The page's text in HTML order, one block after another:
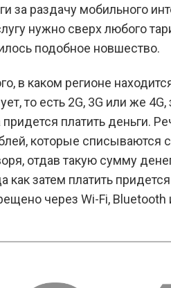
за раздачу мобильного
нужно сверх любого
подобное новшество.
в каком регионе
то есть 2G, 3G или же 4G,
платить деньги.
которые списываются
отдав такую сумму
как затем платить
через Wi-Fi,